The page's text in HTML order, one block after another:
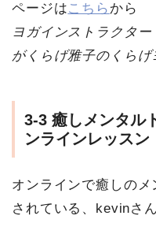
ページはこちら から
ヨガインストラクタ
がくらげ雅子のくらげ
3-3 癒しメンタル
ンラインレッスン
オンラインで癒しの
されている、kevinさ